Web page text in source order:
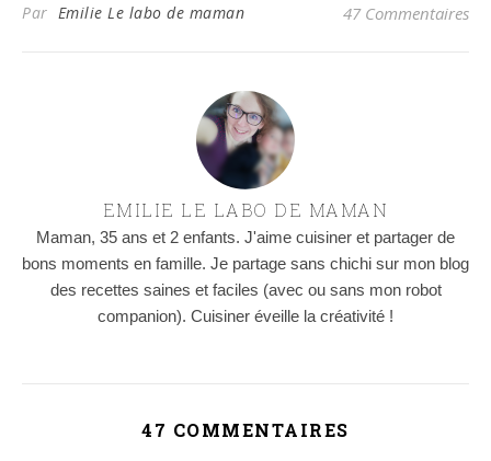
Par Emilie Le labo de maman 47 Commentaires
EMILIE LE LABO DE MAMAN
Maman, 35 ans et 2 enfants. J'aime cuisiner et partager de
bons moments en famille. Je partage sans chichi sur mon blog
des recettes saines et faciles (avec ou sans mon robot
companion). Cuisiner éveille la créativité !
47 COMMENTAIRES